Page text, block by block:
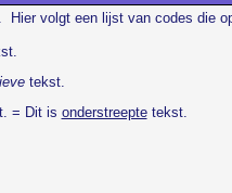
volgt een lijst van codes die
tekst.
= Dit is onderstreeptetekst.